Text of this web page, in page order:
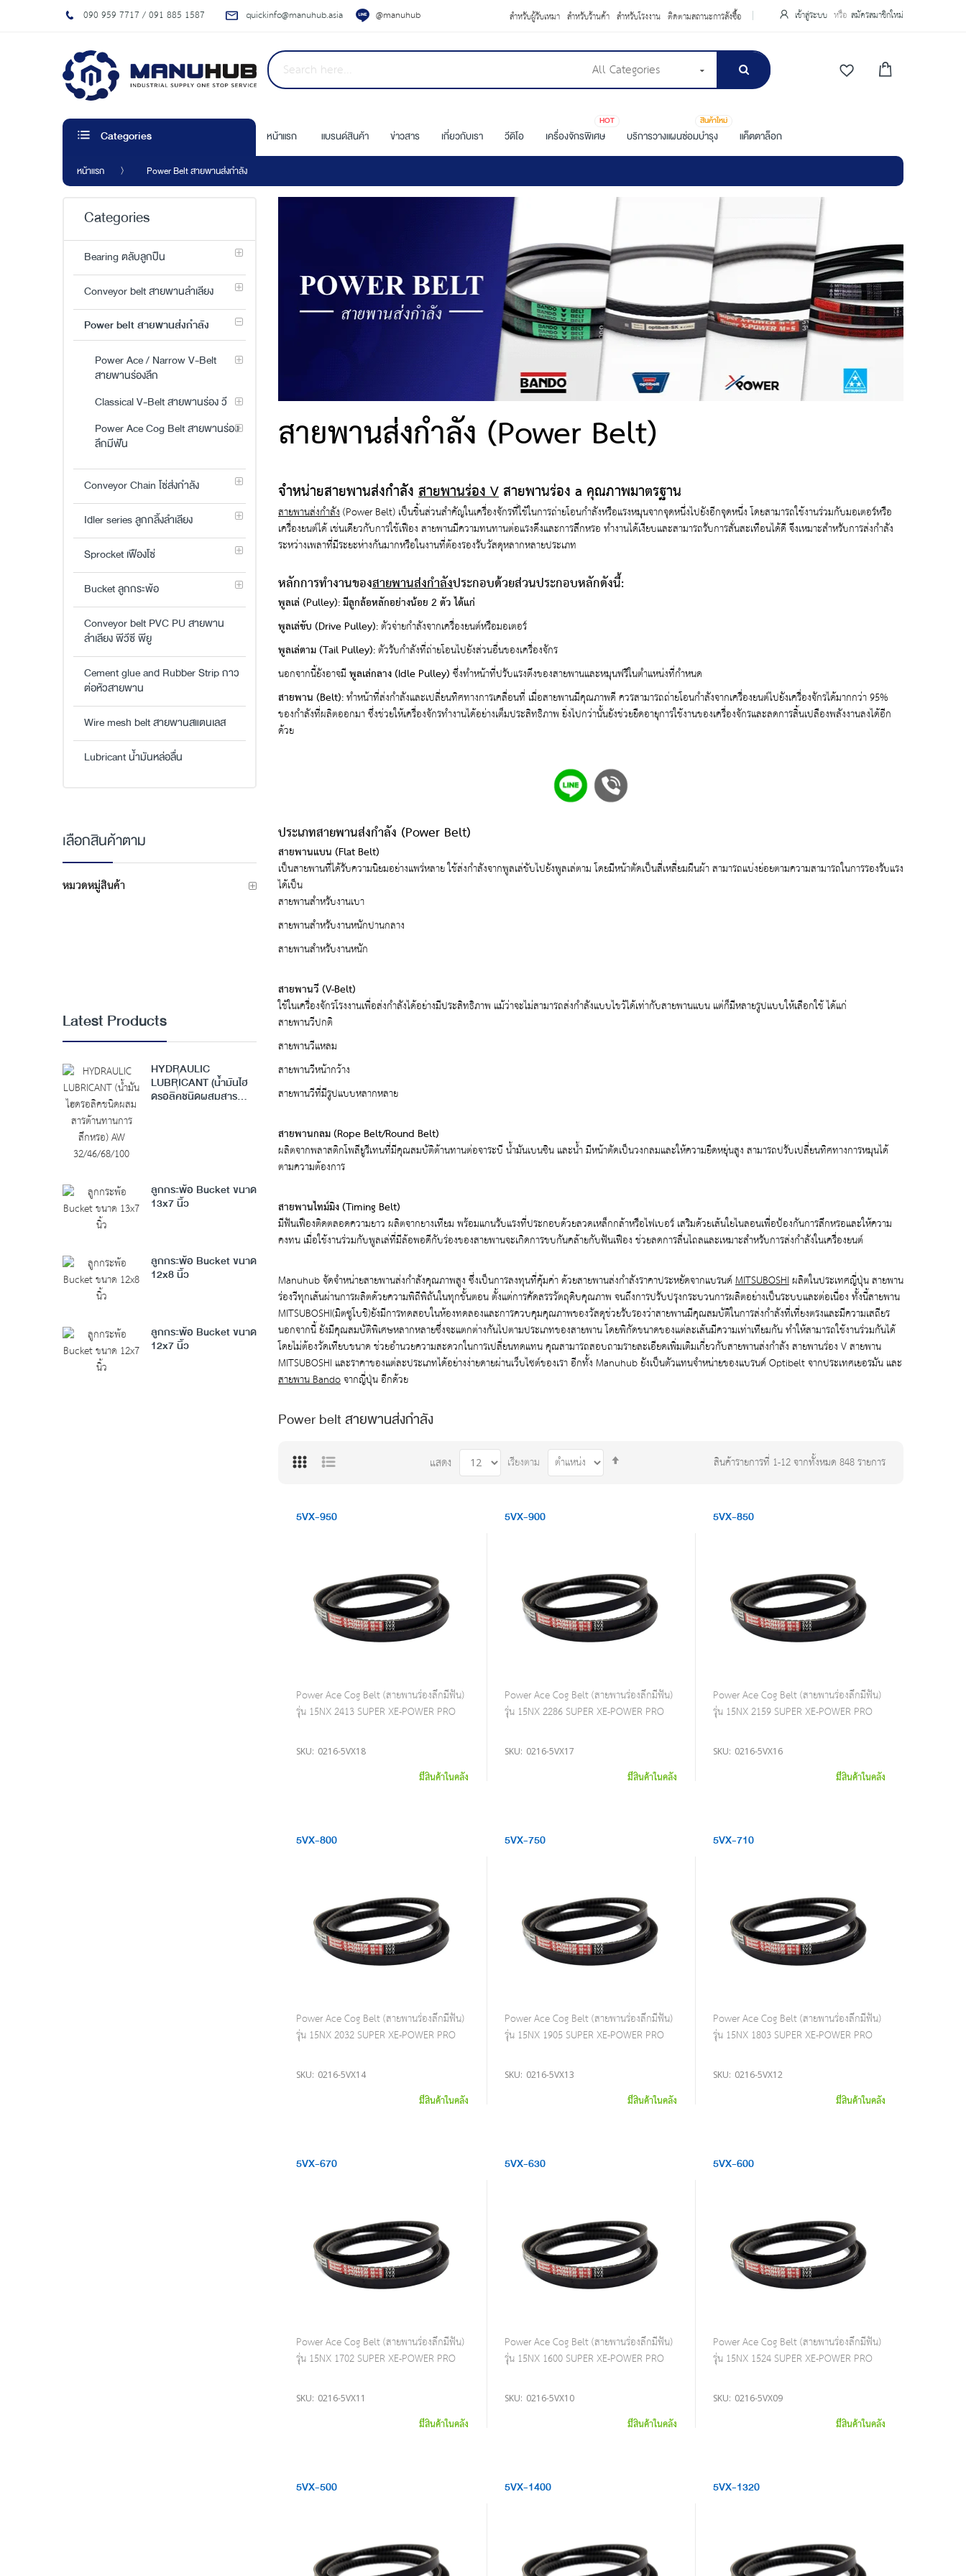
090 959 7717 / 091 885 1587 quickinfo@manuhub.asia @manuhub สำหรับผู้รับเหมา สำหรับร้านค้า สำหรับโรงงาน ติดตามสถานะการสั่งซื้อ เข้าสู่ระบบ สมัครสมาชิกใหม่
All Categories
Categories หน้าแรก แบรนด์สินค้า ข่าวสาร เกี่ยวกับเรา วีดิโอ เครื่องจักรพิเศษ
HOT
บริการวางแผนซ่อมบำรุง
สินค้าใหม่
แค็ตตาล็อก
หน้าแรก Power Belt สายพานส่งกำลัง
สายพานส่งกำลัง (Power Belt)
จำหน่ายสายพานส่งกำลังสายพานร่อง Vสายพานร่อง a คุณภาพมาตรฐาน
สายพานส่งกำลัง(Power Belt) เป็นชิ้นส่วนสำคัญในเครื่องจักรที่ใช้ในการถ่ายโอนกำลังหรือแรงหมุนจากจุดหนึ่งไปยังอีกจุดหนึ่ง โดยสามารถใช้งานร่วมกับมอเตอร์หรือ
เครื่องยนต์ได้ เช่นเดียวกับการใช้เฟือง สายพานมีความทนทานต่อแรงดึงและการสึกหรอ ทำงานได้เงียบและสามารถรับการสั่นสะเทือนได้ดี จึงเหมาะสำหรับการส่งกำลัง
ระหว่างเพลาที่มีระยะห่างกันมากหรือในงานที่ต้องรองรับวัสดุหลากหลายประเภท
หลักการทำงานของสายพานส่งกำลังประกอบด้วยส่วนประกอบหลักดังนี้:
พูลเล่ (Pulley): มีลูกล้อหลักอย่างน้อย 2 ตัว ได้แก่
พูลเล่ขับ (Drive Pulley):ตัวจ่ายกำลังจากเครื่องยนต์หรือมอเตอร์
พูลเล่ตาม (Tail Pulley):ตัวรับกำลังที่ถ่ายโอนไปยังส่วนอื่นของเครื่องจักร
นอกจากนี้ยังอาจมีพูลเล่กลาง (Idle Pulley)ซึ่งทำหน้าที่ปรับแรงตึงของสายพานและหมุนฟรีในตำแหน่งที่กำหนด
สายพาน (Belt):ทำหน้าที่ส่งกำลังและเปลี่ยนทิศทางการเคลื่อนที่ เมื่อสายพานมีคุณภาพดี ควรสามารถถ่ายโอนกำลังจากเครื่องยนต์ไปยังเครื่องจักรได้มากกว่า 95%
ของกำลังที่ผลิตออกมา ซึ่งช่วยให้เครื่องจักรทำงานได้อย่างเต็มประสิทธิภาพ ยิ่งไปกว่านั้นยังช่วยยืดอายุการใช้งานของเครื่องจักรและลดการสิ้นเปลืองพลังงานลงได้อีก
ด้วย
ประเภทสายพานส่งกำลัง (Power Belt)
สายพานแบน (Flat Belt)
เป็นสายพานที่ได้รับความนิยมอย่างแพร่หลาย ใช้ส่งกำลังจากพูลเล่ขับไปยังพูลเล่ตาม โดยมีหน้าตัดเป็นสี่เหลี่ยมผืนผ้า สามารถแบ่งย่อยตามความสามารถในการรองรับแรง
ได้เป็น
สายพานสำหรับงานเบา
สายพานสำหรับงานหนักปานกลาง
สายพานสำหรับงานหนัก
สายพานวี (V-Belt)
ใช้ในเครื่องจักรโรงงานเพื่อส่งกำลังได้อย่างมีประสิทธิภาพ แม้ว่าจะไม่สามารถส่งกำลังแบบไขว้ได้เท่ากับสายพานแบน แต่ก็มีหลายรูปแบบให้เลือกใช้ ได้แก่
สายพานวีปกติ
สายพานวีแหลม
สายพานวีหน้ากว้าง
สายพานวีที่มีรูปแบบหลากหลาย
สายพานกลม (Rope Belt/Round Belt)
ผลิตจากพลาสติกโพลียูรีเทนที่มีคุณสมบัติต้านทานต่อจาระบี น้ำมันเบนซิน และน้ำ มีหน้าตัดเป็นวงกลมและให้ความยืดหยุ่นสูง สามารถปรับเปลี่ยนทิศทางการหมุนได้
ตามความต้องการ
สายพานไทม์มิง (Timing Belt)
มีฟันเฟืองติดตลอดความยาว ผลิตจากยางเทียม พร้อมแกนรับแรงที่ประกอบด้วยลวดเหล็กกล้าหรือไฟเบอร์ เสริมด้วยเส้นใยไนลอนเพื่อป้องกันการสึกหรอและให้ความ
คงทน เมื่อใช้งานร่วมกับพูลเล่ที่มีล้อพอดีกับร่องของสายพานจะเกิดการขบกันคล้ายกับฟันเฟือง ช่วยลดการลื่นไถลและเหมาะสำหรับการส่งกำลังในเครื่องยนต์
Manuhub จัดจำหน่ายสายพานส่งกำลังคุณภาพสูง ซึ่งเป็นการลงทุนที่คุ้มค่า ด้วยสายพานส่งกำลังราคาประหยัดจากแบรนด์MITSUBOSHIผลิตในประเทศญี่ปุ่น สายพาน
ร่องวีทุกเส้นผ่านการผลิตด้วยความพิถีพิถันในทุกขั้นตอน ตั้งแต่การคัดสรรวัตถุดิบคุณภาพ จนถึงการปรับปรุงกระบวนการผลิตอย่างเป็นระบบและต่อเนื่อง ทั้งนี้สายพาน
MITSUBOSHI(มิตซูโบชิ)ยังมีการทดสอบในห้องทดลองและการควบคุมคุณภาพของวัสดุช่วยรับรองว่าสายพานมีคุณสมบัติในการส่งกำลังที่เที่ยงตรงและมีความเสถียร
นอกจากนี้ ยังมีคุณสมบัติพิเศษหลากหลายซึ่งจะแตกต่างกันไปตามประเภทของสายพาน โดยพิกัดขนาดของแต่ละเส้นมีความเท่าเทียมกัน ทำให้สามารถใช้งานร่วมกันได้
โดยไม่ต้องวัดเทียบขนาด ช่วยอำนวยความสะดวกในการเปลี่ยนทดแทน คุณสามารถสอบถามรายละเอียดเพิ่มเติมเกี่ยวกับสายพานส่งกำลัง สายพานร่อง V สายพาน
MITSUBOSHI และราคาของแต่ละประเภทได้อย่างง่ายดายผ่านเว็บไซต์ของเรา อีกทั้ง Manuhub ยังเป็นตัวแทนจำหน่ายของแบรนด์ Optibelt จากประเทศเยอรมัน และ
สายพาน Bandoจากญี่ปุ่น อีกด้วย
Power belt สายพานส่งกำลัง
สินค้ารายการที่ 1-12จากทั้งหมด848รายการ
แสดง เรียงตาม
5VX-950
Power Ace Cog Belt (สายพานร่องลึกมีฟัน)
รุ่น 15NX 2413 SUPER XE-POWER PRO
SKU: 0216-5VX18
มีสินค้าในคลัง
5VX-900
Power Ace Cog Belt (สายพานร่องลึกมีฟัน)
รุ่น 15NX 2286 SUPER XE-POWER PRO
SKU: 0216-5VX17
มีสินค้าในคลัง
5VX-850
Power Ace Cog Belt (สายพานร่องลึกมีฟัน)
รุ่น 15NX 2159 SUPER XE-POWER PRO
SKU: 0216-5VX16
มีสินค้าในคลัง
5VX-800
Power Ace Cog Belt (สายพานร่องลึกมีฟัน)
รุ่น 15NX 2032 SUPER XE-POWER PRO
SKU: 0216-5VX14
มีสินค้าในคลัง
5VX-750
Power Ace Cog Belt (สายพานร่องลึกมีฟัน)
รุ่น 15NX 1905 SUPER XE-POWER PRO
SKU: 0216-5VX13
มีสินค้าในคลัง
5VX-710
Power Ace Cog Belt (สายพานร่องลึกมีฟัน)
รุ่น 15NX 1803 SUPER XE-POWER PRO
SKU: 0216-5VX12
มีสินค้าในคลัง
5VX-670
Power Ace Cog Belt (สายพานร่องลึกมีฟัน)
รุ่น 15NX 1702 SUPER XE-POWER PRO
SKU: 0216-5VX11
มีสินค้าในคลัง
5VX-630
Power Ace Cog Belt (สายพานร่องลึกมีฟัน)
รุ่น 15NX 1600 SUPER XE-POWER PRO
SKU: 0216-5VX10
มีสินค้าในคลัง
5VX-600
Power Ace Cog Belt (สายพานร่องลึกมีฟัน)
รุ่น 15NX 1524 SUPER XE-POWER PRO
SKU: 0216-5VX09
มีสินค้าในคลัง
5VX-500 5VX-1400 5VX-1320
Categories
Bearing ตลับลูกปืน
Conveyor belt สายพานลำเลียง
Power belt สายพานส่งกำลัง
Power Ace / Narrow V-Belt
สายพานร่องลึก
Classical V-Belt สายพานร่อง วี
Power Ace Cog Belt สายพานร่อง
ลึกมีฟัน
Conveyor Chain โซ่ส่งกำลัง
Idler series ลูกกลิ้งลำเลียง
Sprocket เฟืองโซ่
Bucket ลูกกระพ้อ
Conveyor belt PVC PU สายพาน
ลำเลียง พีวีซี พียู
Cement glue and Rubber Strip กาว
ต่อหัวสายพาน
Wire mesh belt สายพานสแตนเลส
Lubricant น้ำมันหล่อลื่น
เลือกสินค้าตาม
หมวดหมู่สินค้า
Latest Products
HYDRAULIC
LUBRICANT (น้ำมันไฮ
ดรอลิคชนิดผสมสาร
ลูกกระพ้อ Bucket ขนาด
13x7 นิ้ว
ลูกกระพ้อ Bucket ขนาด
12x8 นิ้ว
ลูกกระพ้อ Bucket ขนาด
12x7 นิ้ว